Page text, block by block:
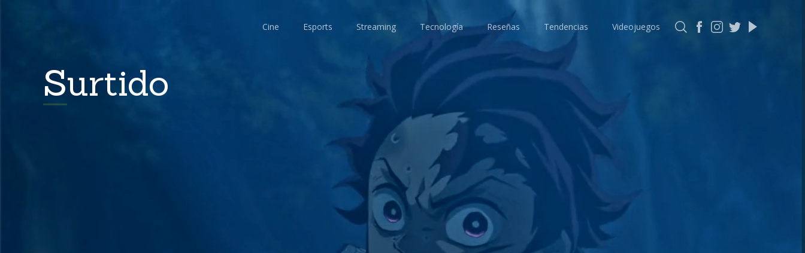
Cine Esports Streaming Tecnología Reseñas Tendencias Videojuegos
Surtido